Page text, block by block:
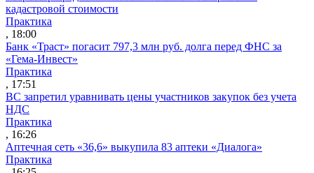
кадастровой стоимости
Практика
, 18:00
Банк «Траст» погасит 797,3 млн руб. долга перед ФНС за
«Гема-Инвест»
Практика
, 17:51
ВС запретил уравнивать цены участников закупок без учета
НДС
Практика
, 16:26
Аптечная сеть «36,6» выкупила 83 аптеки «Диалога»
Практика